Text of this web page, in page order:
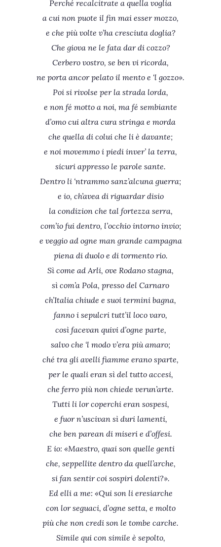
Perché recalcitrate a quella voglia
a cui non puote il fin mai esser mozzo,
e che più volte v’ha cresciuta doglia?
Che giova ne le fata dar di cozzo?
Cerbero vostro, se ben vi ricorda,
ne porta ancor pelato il mento e ‘l gozzo».
Poi si rivolse per la strada lorda,
e non fé motto a noi, ma fé sembiante
d’omo cui altra cura stringa e morda
che quella di colui che li è davante;
e noi movemmo i piedi inver’ la terra,
sicuri appresso le parole sante.
Dentro li ‘ntrammo sanz’alcuna guerra;
e io, ch’avea di riguardar disio
la condizion che tal fortezza serra,
com’io fui dentro, l’occhio intorno invio;
e veggio ad ogne man grande campagna
piena di duolo e di tormento rio.
Sì come ad Arli, ove Rodano stagna,
sì com’a Pola, presso del Carnaro
ch’Italia chiude e suoi termini bagna,
fanno i sepulcri tutt’il loco varo,
così facevan quivi d’ogne parte,
salvo che ‘l modo v’era più amaro;
ché tra gli avelli fiamme erano sparte,
per le quali eran sì del tutto accesi,
che ferro più non chiede verun’arte.
Tutti li lor coperchi eran sospesi,
e fuor n’uscivan sì duri lamenti,
che ben parean di miseri e d’offesi.
E io: «Maestro, quai son quelle genti
che, seppellite dentro da quell’arche,
si fan sentir coi sospiri dolenti?».
Ed elli a me: «Qui son li eresiarche
con lor seguaci, d’ogne setta, e molto
più che non credi son le tombe carche.
Simile qui con simile è sepolto,